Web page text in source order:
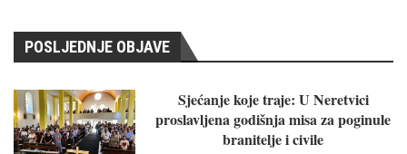
POSLJEDNJE OBJAVE
Sjećanje koje traje: U Neretvici
proslavljena godišnja misa za poginule
branitelje i civile